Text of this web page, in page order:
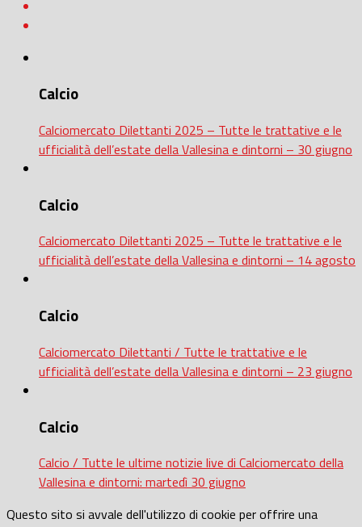
Calcio
Calciomercato Dilettanti 2025 – Tutte le trattative e le
ufficialità dell’estate della Vallesina e dintorni – 30 giugno
Calcio
Calciomercato Dilettanti 2025 – Tutte le trattative e le
ufficialità dell’estate della Vallesina e dintorni – 14 agosto
Calcio
Calciomercato Dilettanti / Tutte le trattative e le
ufficialità dell’estate della Vallesina e dintorni – 23 giugno
Calcio
Calcio / Tutte le ultime notizie live di Calciomercato della
Vallesina e dintorni: martedì 30 giugno
Questo sito si avvale dell'utilizzo di cookie per offrire una